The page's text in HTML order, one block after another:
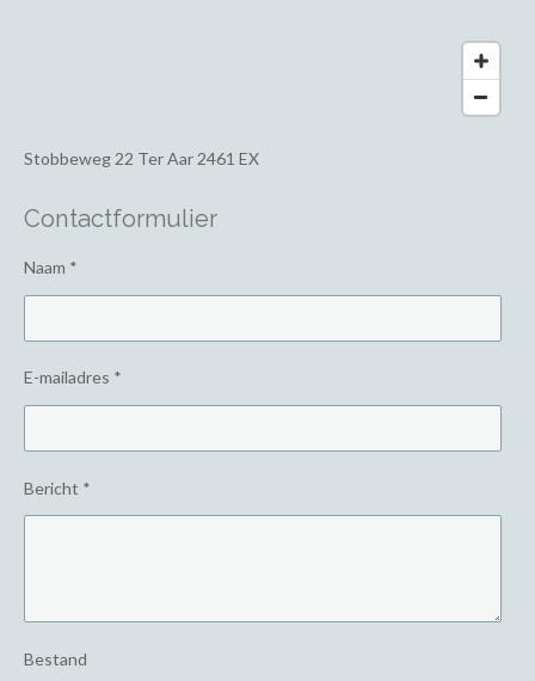
Stobbeweg 22 Ter Aar 2461 EX
Contactformulier
Naam *
E-mailadres *
Bericht *
Bestand